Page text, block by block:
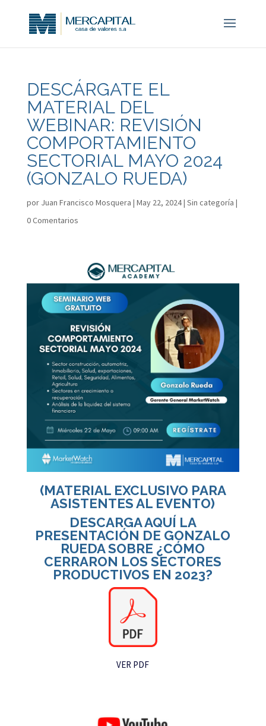
DESCÁRGATE EL
MATERIAL DEL
WEBINAR: REVISIÓN
COMPORTAMIENTO
SECTORIAL MAYO 2024
(GONZALO RUEDA)
por Juan Francisco Mosquera | May 22, 2024| Sin categoría |
0 Comentarios
(MATERIAL EXCLUSIVO PARA
ASISTENTES AL EVENTO)
DESCARGA AQUÍ LA
PRESENTACIÓN DE GONZALO
RUEDA SOBRE ¿CÓMO
CERRARON LOS SECTORES
PRODUCTIVOS EN 2023?
VER PDF